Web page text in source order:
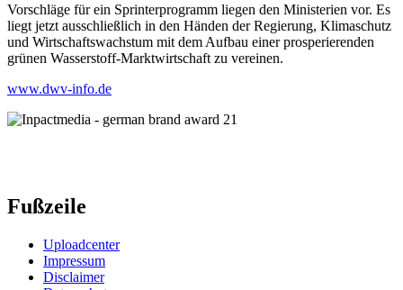
Vorschläge für ein Sprinterprogramm liegen den Ministerien vor. Es
liegt jetzt ausschließlich in den Händen der Regierung, Klimaschutz
und Wirtschaftswachstum mit dem Aufbau einer prosperierenden
grünen Wasserstoff-Marktwirtschaft zu vereinen.
www.dwv-info.de
Fußzeile
Uploadcenter
Impressum
Disclaimer